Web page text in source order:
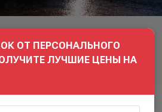
ОТ ПЕРСОНАЛЬНОГО
ЛУЧШИЕ ЦЕНЫ НА